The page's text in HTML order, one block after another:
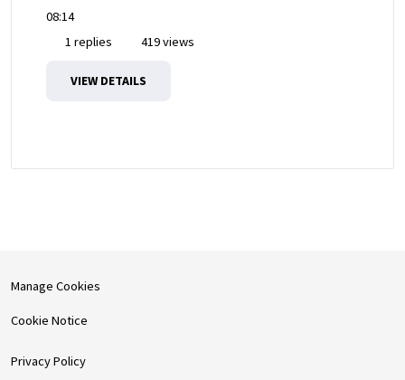
08:14
1 replies
419 views
VIEW DETAILS
Manage Cookies
Cookie Notice
Privacy Policy